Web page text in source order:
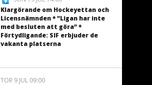
Klargörande om Hockeyettan och
Licensnämnden * ”Ligan har inte
med besluten att göra” *
Förtydligande: SIF erbjuder de
vakanta platserna
TOR 9 JUL 09:00